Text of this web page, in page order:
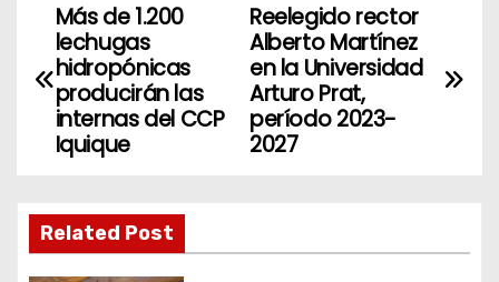
N
a
g
a
Reelegido rector
Alberto Martínez
en la Universidad
Arturo Prat,
período 2023-
2027
Más de 1.200
lechugas
hidropónicas
producirán las
internas del CCP
Iquique
Related Post